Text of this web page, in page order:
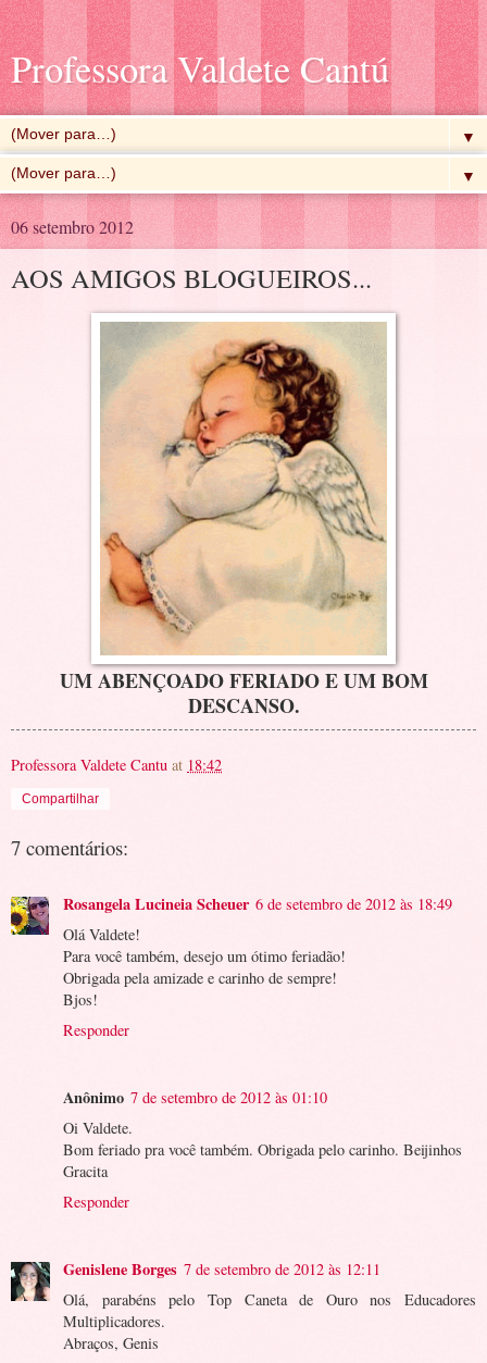
Professora Valdete Cantú
▼
▼
06 setembro 2012
AOS AMIGOS BLOGUEIROS...
UM ABENÇOADO FERIADO E UM BOM
DESCANSO.
Professora Valdete Cantu at 18:42
Compartilhar
7 comentários:
Rosangela Lucineia Scheuer 6 de setembro de 2012 às 18:49
Olá Valdete!
Para você também, desejo um ótimo feriadão!
Obrigada pela amizade e carinho de sempre!
Bjos!
Responder
Anônimo 7 de setembro de 2012 às 01:10
Oi Valdete.
Bom feriado pra você também. Obrigada pelo carinho. Beijinhos
Gracita
Responder
Genislene Borges 7 de setembro de 2012 às 12:11
Olá, parabéns pelo Top Caneta de Ouro nos Educadores
Multiplicadores.
Abraços, Genis